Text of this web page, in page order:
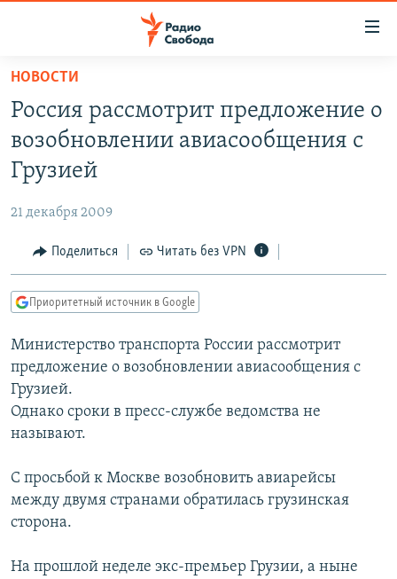
упрощенного
доступа
Вернуться
основному
Вернутся
Вернутся
поиску
ПОДКАСТЫ
АВТОРСКИЕ ПРОЕКТЫ
МНЕНИЯ
КУЛЬТУРА
КАВКАЗ.РЕАЛИИ
СЕВЕР.РЕАЛИИ
СИБИРЬ.РЕАЛИИ
РАСПИСАНИЕ ВЕЩАНИЯ
НОВОСТИ
Россия рассмотрит предложение о
возобновлении авиасообщения с
Грузией
21 декабря 2009
Поделиться Читать без VPN
Приоритетный источник в Google
Министерство транспорта России рассмотрит
предложение о возобновлении авиасообщения с
Грузией.
Однако сроки в пресс-службе ведомства не
называют.
С просьбой к Москве возобновить авиарейсы
между двумя странами обратилась грузинская
сторона.
На прошлой неделе экс-премьер Грузии, а ныне